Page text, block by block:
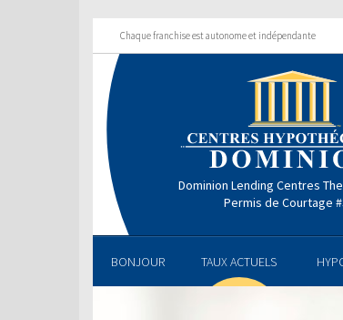
Chaque franchise est autonome et indépendante
Dominion Lending Centres
Permis de Courtage
BONJOUR TAUX ACTUELS